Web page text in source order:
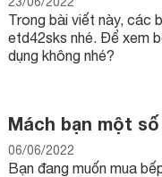
hơn nhiều. Giá tham
BA
Trong bài viết này, các
etd42sks nhé. Để xem
dụng không nhé?
Mách bạn một
06/06/2022
Bạn đang muốn mua